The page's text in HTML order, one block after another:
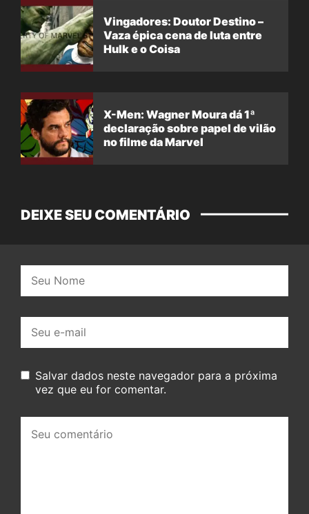
Vingadores: Doutor Destino –
Vaza épica cena de luta entre
Hulk e o Coisa
X-Men: Wagner Moura dá 1ª
declaração sobre papel de vilão
no filme da Marvel
DEIXE SEU COMENTÁRIO
mail:
Salvar dados neste navegador para a próxima
vez que eu for comentar.
comentário: